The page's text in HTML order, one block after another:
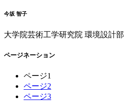
今坂 智子
大学院芸術工学研究院 環境設計
ページネーション
ページ1
ページ2
ページ3